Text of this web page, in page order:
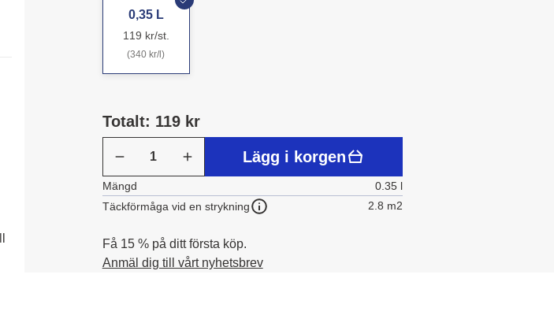
0,35 L
119 kr/st.
(340 kr/l)
Totalt: 119 kr
Lägg i korgen
Mängd
0.35 l
Täckförmåga vid en strykning
2.8 m2
Få 15 % på ditt första köp.
Anmäl dig till vårt nyhetsbrev